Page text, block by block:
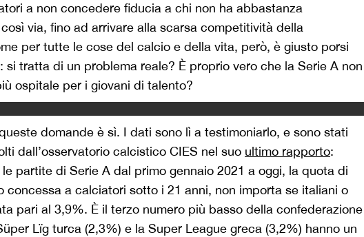
a non concedere fiducia a chi non ha abbastanza
via, fino ad arrivare alla scarsa competitività della
per tutte le cose del calcio e della vita, però, è giusto porsi
si tratta di un problema reale? È proprio vero che la Serie A non
ospitale per i giovani di talento?
domande è sì. I dati sono lì a testimoniarlo, e sono stati
dall’osservatorio calcistico CIES nel suo ultimo rapporto:
partite di Serie A dal primo gennaio 2021 a oggi, la quota di
concessa a calciatori sotto i 21 anni, non importa se italiani o
pari al 3,9%. È il terzo numero più basso della confederazione
Lïg turca (2,3%) e la Super League greca (3,2%) hanno un